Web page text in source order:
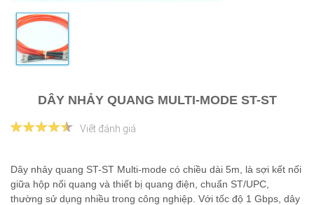
DÂY NHẢY QUANG MULTI-MODE ST-ST
Viết đánh giá
Dây nhảy quang ST-ST Multi-mode có chiều dài 5m, là sợi kết nối
giữa hộp nối quang và thiết bị quang điện, chuẩn ST/UPC,
thường sử dụng nhiều trong công nghiệp. Với tốc độ 1 Gbps, dây